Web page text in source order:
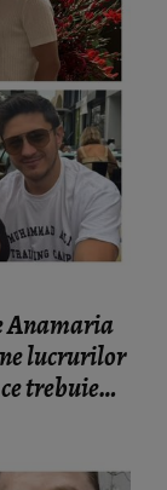
Anamaria
lucrurilor
trebuie